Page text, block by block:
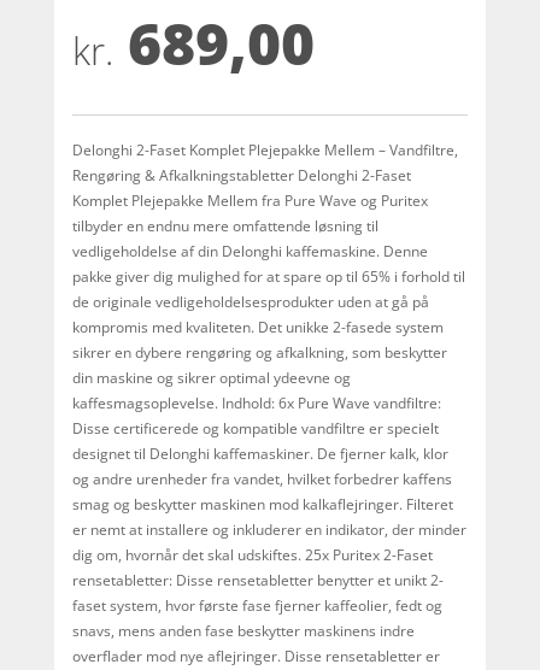
baseret på
kundebedøm
melser
kr. 689,00
Delonghi 2-Faset Komplet Plejepakke Mellem – Vandfiltre,
Rengøring & Afkalkningstabletter Delonghi 2-Faset
Komplet Plejepakke Mellem fra Pure Wave og Puritex
tilbyder en endnu mere omfattende løsning til
vedligeholdelse af din Delonghi kaffemaskine. Denne
pakke giver dig mulighed for at spare op til 65% i forhold til
de originale vedligeholdelsesprodukter uden at gå på
kompromis med kvaliteten. Det unikke 2-fasede system
sikrer en dybere rengøring og afkalkning, som beskytter
din maskine og sikrer optimal ydeevne og
kaffesmagsoplevelse. Indhold: 6x Pure Wave vandfiltre:
Disse certificerede og kompatible vandfiltre er specielt
designet til Delonghi kaffemaskiner. De fjerner kalk, klor
og andre urenheder fra vandet, hvilket forbedrer kaffens
smag og beskytter maskinen mod kalkaflejringer. Filteret
er nemt at installere og inkluderer en indikator, der minder
dig om, hvornår det skal udskiftes. 25x Puritex 2-Faset
rensetabletter: Disse rensetabletter benytter et unikt 2-
faset system, hvor første fase fjerner kaffeolier, fedt og
snavs, mens anden fase beskytter maskinens indre
overflader mod nye aflejringer. Disse rensetabletter er